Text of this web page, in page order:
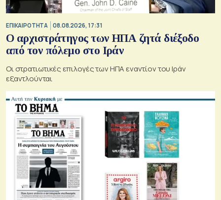
ΕΠΙΚΑΙΡΟΤΗΤΑ 08.08.2026, 17:31
Ο αρχιστράτηγος των ΗΠΑ ζητά διέξοδο
από τον πόλεμο στο Ιράν
Οι στρατιωτικές επιλογές των ΗΠΑ εναντίον του Ιράν
εξαντλούνται